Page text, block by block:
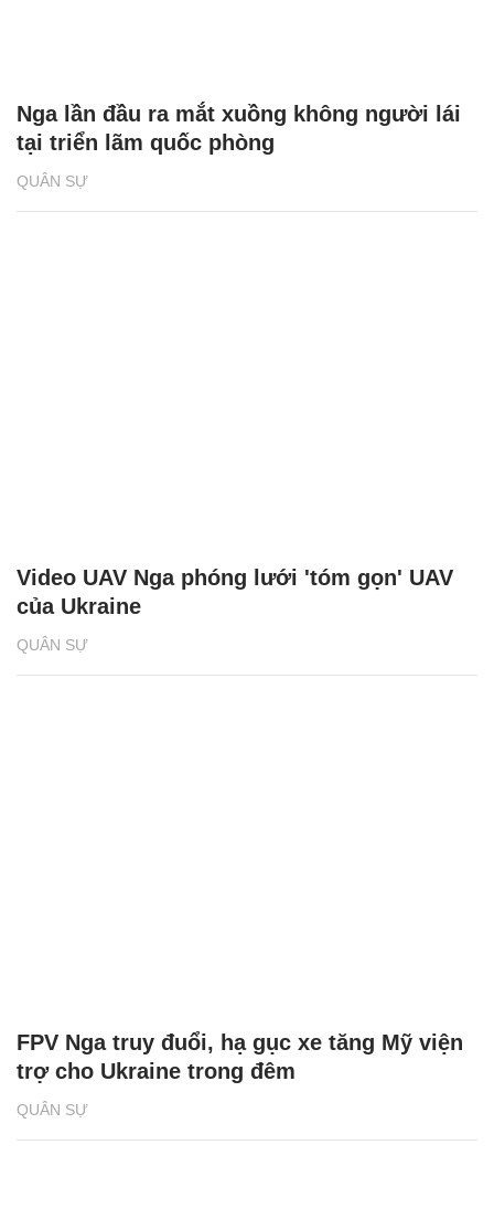
QUÂN SỰ
Nga lần đầu ra mắt xuồng không người lái
tại triển lãm quốc phòng
QUÂN SỰ
Video UAV Nga phóng lưới 'tóm gọn' UAV
của Ukraine
QUÂN SỰ
FPV Nga truy đuổi, hạ gục xe tăng Mỹ viện
trợ cho Ukraine trong đêm